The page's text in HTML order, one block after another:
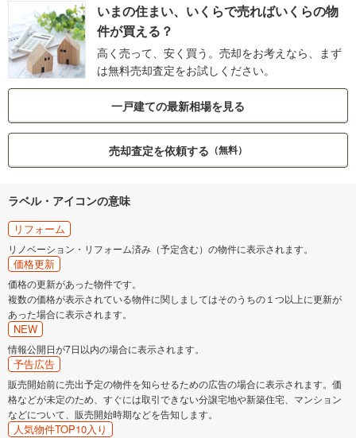
いまの住まい、いくらで売ればいくらの物
件が買える？
高く売って、安く買う。売却をお考えなら、まず
は無料売却査定をお試しください。
一戸建ての最新相場を見る
売却査定を依頼する （無料）
ラベル・アイコンの意味
リフォーム
リノベーション・リフォーム済み（予定含む）の物件に表示されます。
価格更新
価格の更新があった物件です。
複数の価格が表示されている物件に関しましてはそのうちの１つ以上に更新が
あった場合に表示されます。
NEW
情報公開日が7日以内の場合に表示されます。
予告広告
販売開始前に売出予定の物件を知らせるための広告の場合に表示されます。価
格などが未定のため、すぐには取引できない分譲宅地や新築住宅、マンション
などについて、販売開始時期などを告知します。
人気物件TOP10入り